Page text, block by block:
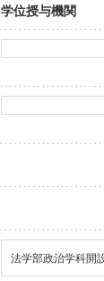
学位授与機関
法学部政治学科開